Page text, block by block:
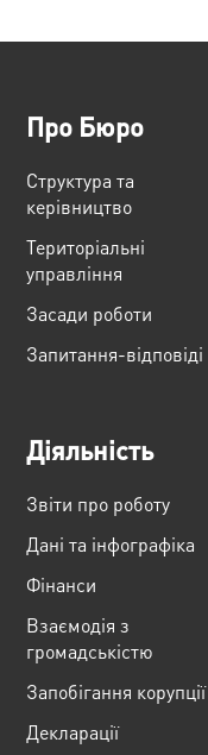
Про Бюро
Структура та
керівництво
Територіальні
управління
Засади роботи
Запитання-відповіді
Діяльність
Звіти про роботу
Дані та інфографіка
Фінанси
Взаємодія з
громадськістю
Запобігання корупції
Декларації